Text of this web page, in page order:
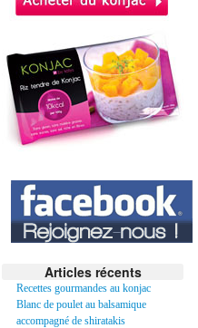
Articles récents
Recettes gourmandes au konjac
Blanc de poulet au balsamique
accompagné de shiratakis